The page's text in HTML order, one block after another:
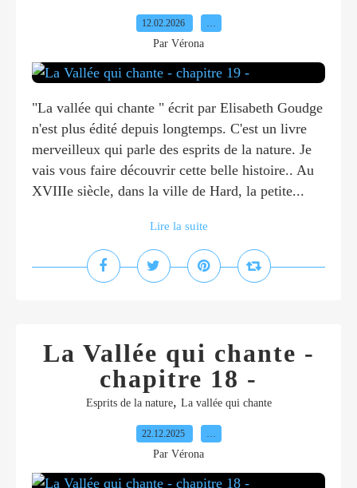
12.02.2026 …
Par Vérona
"La vallée qui chante " écrit par Elisabeth Goudge
n'est plus édité depuis longtemps. C'est un livre
merveilleux qui parle des esprits de la nature. Je
vais vous faire découvrir cette belle histoire.. Au
XVIIIe siècle, dans la ville de Hard, la petite...
Lire la suite
La Vallée qui chante -
chapitre 18 -
Esprits de la nature, La vallée qui chante
22.12.2025 …
Par Vérona